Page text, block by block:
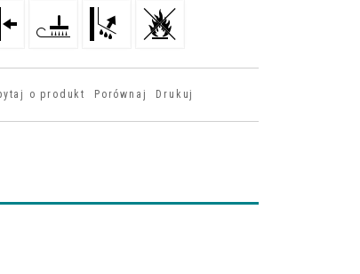
o produkt Porównaj Drukuj